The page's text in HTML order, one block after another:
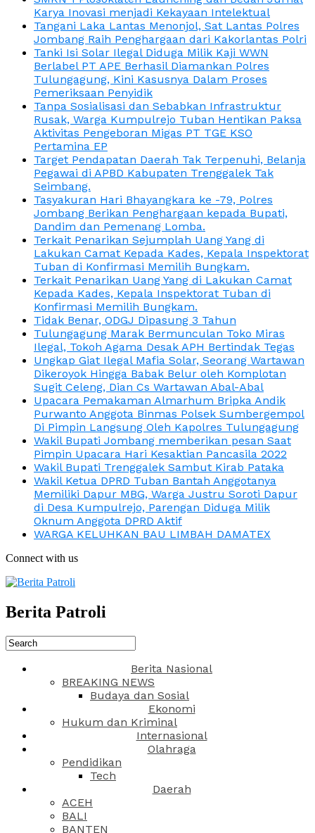
Karya Inovasi menjadi Kekayaan Intelektual
Tangani Laka Lantas Menonjol, Sat Lantas Polres
Jombang Raih Penghargaan dari Kakorlantas Polri
Tanki Isi Solar Ilegal Diduga Milik Kaji WWN
Berlabel PT APE Berhasil Diamankan Polres
Tulungagung, Kini Kasusnya Dalam Proses
Pemeriksaan Penyidik
Tanpa Sosialisasi dan Sebabkan Infrastruktur
Rusak, Warga Kumpulrejo Tuban Hentikan Paksa
Aktivitas Pengeboran Migas PT TGE KSO
Pertamina EP
Target Pendapatan Daerah Tak Terpenuhi, Belanja
Pegawai di APBD Kabupaten Trenggalek Tak
Seimbang.
Tasyakuran Hari Bhayangkara ke -79, Polres
Jombang Berikan Penghargaan kepada Bupati,
Dandim dan Pemenang Lomba.
Terkait Penarikan Sejumplah Uang Yang di
Lakukan Camat Kepada Kades, Kepala Inspektorat
Tuban di Konfirmasi Memilih Bungkam.
Terkait Penarikan Uang Yang di Lakukan Camat
Kepada Kades, Kepala Inspektorat Tuban di
Konfirmasi Memilih Bungkam.
Tidak Benar, ODGJ Dipasung 3 Tahun
Tulungagung Marak Bermunculan Toko Miras
Ilegal, Tokoh Agama Desak APH Bertindak Tegas
Ungkap Giat Ilegal Mafia Solar, Seorang Wartawan
Dikeroyok Hingga Babak Belur oleh Komplotan
Sugit Celeng, Dian Cs Wartawan Abal-Abal
Upacara Pemakaman Almarhum Bripka Andik
Purwanto Anggota Binmas Polsek Sumbergempol
Di Pimpin Langsung Oleh Kapolres Tulungagung
Wakil Bupati Jombang memberikan pesan Saat
Pimpin Upacara Hari Kesaktian Pancasila 2022
Wakil Bupati Trenggalek Sambut Kirab Pataka
Wakil Ketua DPRD Tuban Bantah Anggotanya
Memiliki Dapur MBG, Warga Justru Soroti Dapur
di Desa Kumpulrejo, Parengan Diduga Milik
Oknum Anggota DPRD Aktif
WARGA KELUHKAN BAU LIMBAH DAMATEX
Connect with us
Berita Patroli
Berita Nasional
BREAKING NEWS
Budaya dan Sosial
Ekonomi
Hukum dan Kriminal
Internasional
Olahraga
Pendidikan
Tech
Daerah
ACEH
BALI
BANTEN